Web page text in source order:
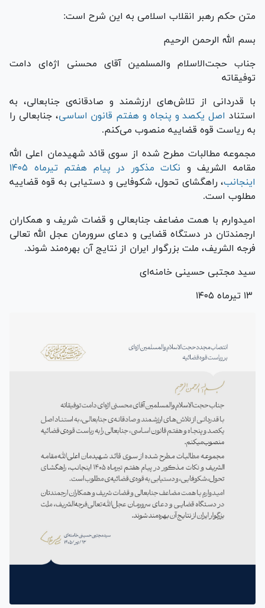
متن حکم رهبر انقلاب اسلامی به این شرح است:
بسم الله الرحمن الرحیم
جناب حجت‌الاسلام والمسلمین آقای محسنی اژه‌ای دامت
توفیقاته
با قدردانی از تلاش‌های ارزشمند و صادقانه‌ی جنابعالی، به
استناداصل یکصد و پنجاه و هفتم قانون اساسی، جنابعالی را
به ریاست قوه قضاییه منصوب می‌کنم.
مجموعه مطالبات مطرح شده از سوی قائد شهیدمان اعلی الله
مقامه الشریف و
نکات مذکور در پیام هفتم تیرماه ۱۴۰۵
اینجانب، راهگشای تحول، شکوفایی و دستیابی به قوه قضاییه
مطلوب است.
امیدوارم با همت مضاعف جنابعالی و قضات شریف و همکاران
ارجمندتان در دستگاه قضایی و دعای سرورمان عجل الله تعالی
فرجه الشریف، ملت بزرگوار ایران از نتایج آن بهره‌مند شوند.
سید مجتبی حسینی خامنه‌ای